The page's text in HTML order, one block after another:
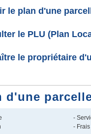
le plan d'une
le PLU (Plan
le propriétaire
d'une
-
-